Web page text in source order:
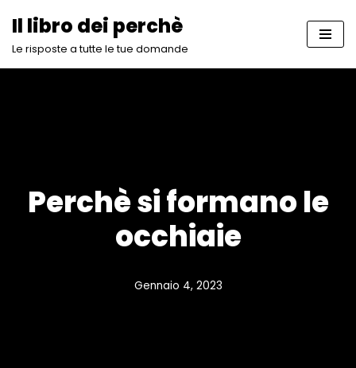
Vai
Il libro dei perchè
Le risposte a tutte le tue domande
Perchè si formano le
occhiaie
Gennaio 4, 2023